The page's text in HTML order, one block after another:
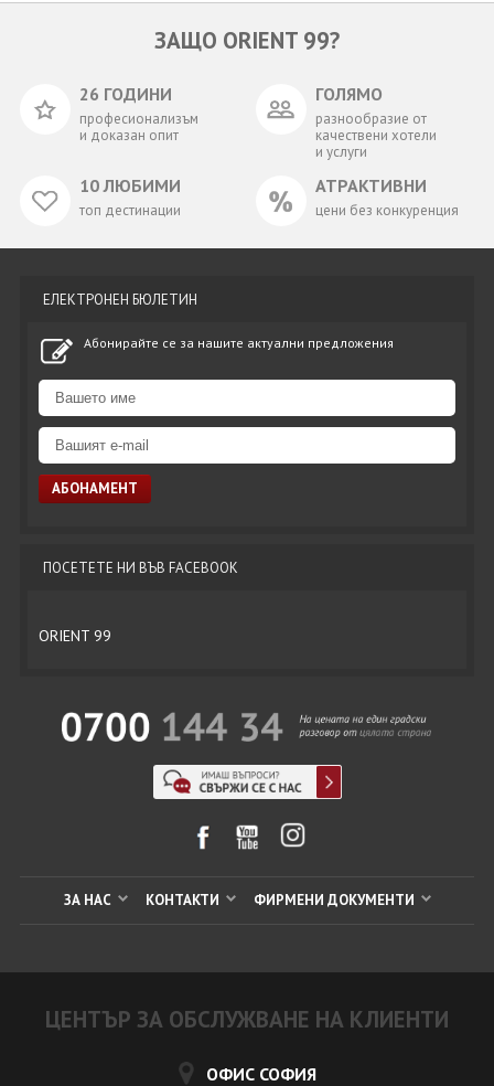
ЗАЩО ORIENT 99?
26 ГОДИНИ
професионализъм
и доказан опит
ГОЛЯМО
разнообразие от
качествени хотели
и услуги
10 ЛЮБИМИ
топ дестинации
АТРАКТИВНИ
цени без конкуренция
ЕЛЕКТРОНЕН БЮЛЕТИН
Абонирайте се за нашите актуални предложения
ПОСЕТЕТЕ НИ ВЪВ FACEBOOK
ORIENT 99
ЗА НАС КОНТАКТИ ФИРМЕНИ ДОКУМЕНТИ
ЦЕНТЪР ЗА ОБСЛУЖВАНЕ НА КЛИЕНТИ
ОФИС СОФИЯ